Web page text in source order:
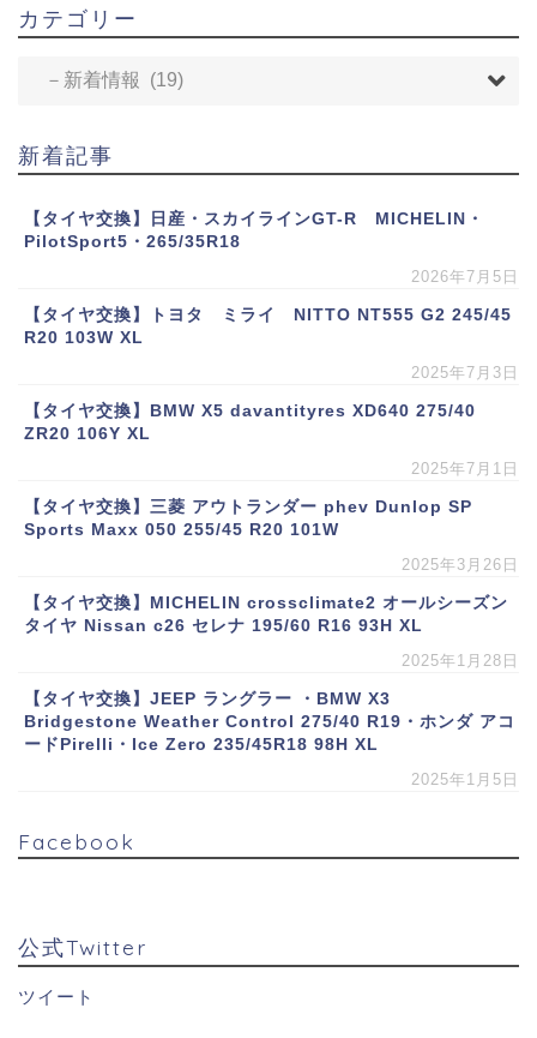
カテゴリー
新着記事
【タイヤ交換】日産・スカイラインGT-R MICHELIN・
PilotSport5・265/35R18
2026年7月5日
【タイヤ交換】トヨタ ミライ NITTO NT555 G2 245/45
R20 103W XL
2025年7月3日
【タイヤ交換】BMW X5 davantityres XD640 275/40
ZR20 106Y XL
2025年7月1日
【タイヤ交換】三菱 アウトランダー phev Dunlop SP
Sports Maxx 050 255/45 R20 101W
2025年3月26日
【タイヤ交換】MICHELIN crossclimate2 オールシーズン
タイヤ Nissan c26 セレナ 195/60 R16 93H XL
2025年1月28日
【タイヤ交換】JEEP ラングラー ・BMW X3
Bridgestone Weather Control 275/40 R19・ホンダ アコ
ードPirelli・Ice Zero 235/45R18 98H XL
2025年1月5日
Facebook
公式Twitter
ツイート